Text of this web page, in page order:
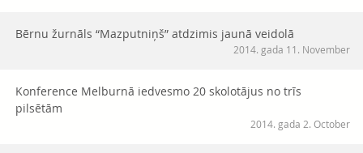
Bērnu žurnāls “Mazputniņš” atdzimis jaunā veidolā
2014. gada 11. November
Konference Melburnā iedvesmo 20 skolotājus no trīs
pilsētām
2014. gada 2. October